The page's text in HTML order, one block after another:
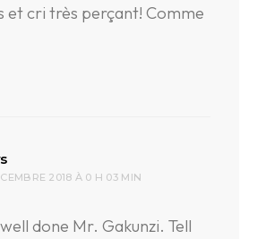
et cri très perçant! Comme
dit :
2018 À 0 H 03 MIN
done Mr. Gakunzi. Tell